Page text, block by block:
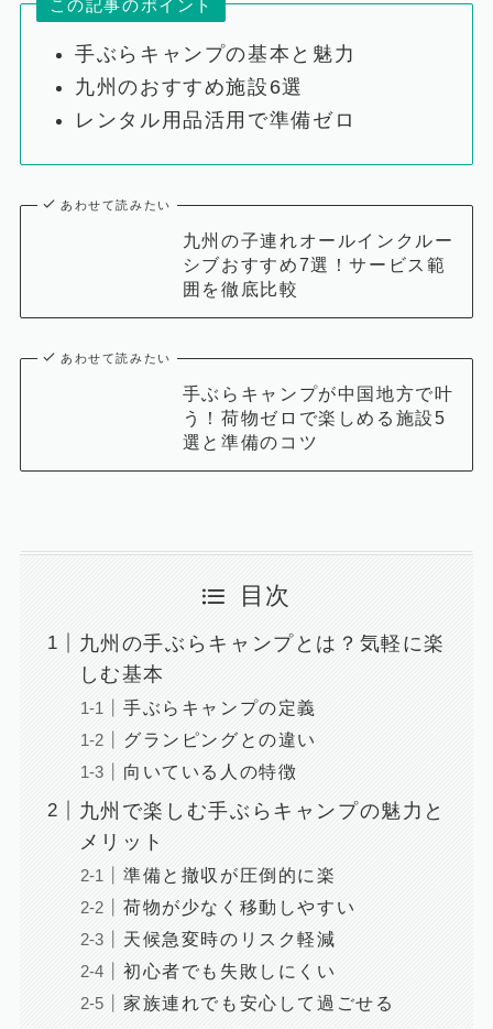
この記事のポイント
手ぶらキャンプの基本と魅力
九州のおすすめ施設6選
レンタル用品活用で準備ゼロ
あわせて読みたい
九州の子連れオールインクルー
シブおすすめ7選！サービス範
囲を徹底比較
あわせて読みたい
手ぶらキャンプが中国地方で叶
う！荷物ゼロで楽しめる施設5
選と準備のコツ
目次
九州の手ぶらキャンプとは？気軽に楽
しむ基本
手ぶらキャンプの定義
グランピングとの違い
向いている人の特徴
九州で楽しむ手ぶらキャンプの魅力と
メリット
準備と撤収が圧倒的に楽
荷物が少なく移動しやすい
天候急変時のリスク軽減
初心者でも失敗しにくい
家族連れでも安心して過ごせる